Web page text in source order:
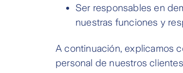
Ser responsables en
nuestras funciones y
A continuación, explicamos
personal de nuestros